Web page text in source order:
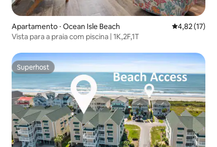
Apartamento ⋅ Ocean Isle Beach 4,82 de uma
4,82 (17)
Vista para a praia com piscina | 1K,2F,1T
Superhost
Superhost